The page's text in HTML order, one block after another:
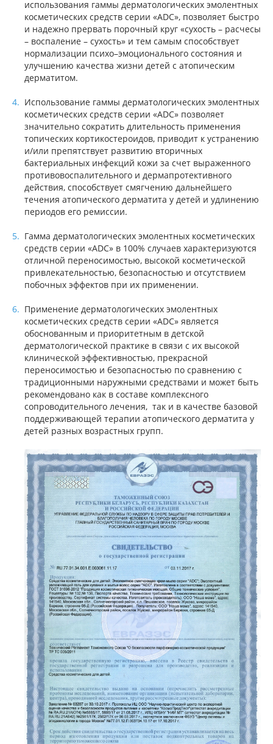
использования гаммы дерматологических эмолентных
косметических средств серии «ADC», позволяет быстро
и надежно прервать порочный круг «сухость – расчесы
– воспаление – сухость» и тем самым способствует
нормализации психо–эмоционального состояния и
улучшению качества жизни детей с атопическим
дерматитом.
Использование гаммы дерматологических эмолентных
косметических средств серии «ADC» позволяет
значительно сократить длительность применения
топических кортикостероидов, приводит к устранению
и/или препятствует развитию вторичных
бактериальных инфекций кожи за счет выраженного
противовоспалительного и дермапротективного
действия, способствует смягчению дальнейшего
течения атопического дерматита у детей и удлинению
периодов его ремиссии.
Гамма дерматологических эмолентных косметических
средств серии «ADC» в 100% случаев характеризуются
отличной переносимостью, высокой косметической
привлекательностью, безопасностью и отсутствием
побочных эффектов при их применении.
Применение дерматологических эмолентных
косметических средств серии «ADC» является
обоснованным и приоритетным в детской
дерматологической практике в связи с их высокой
клинической эффективностью, прекрасной
переносимостью и безопасностью по сравнению с
традиционными наружными средствами и может быть
рекомендовано как в составе комплексного
сопроводительного лечения, так и в качестве базовой
поддерживающей терапии атопического дерматита у
детей разных возрастных групп.